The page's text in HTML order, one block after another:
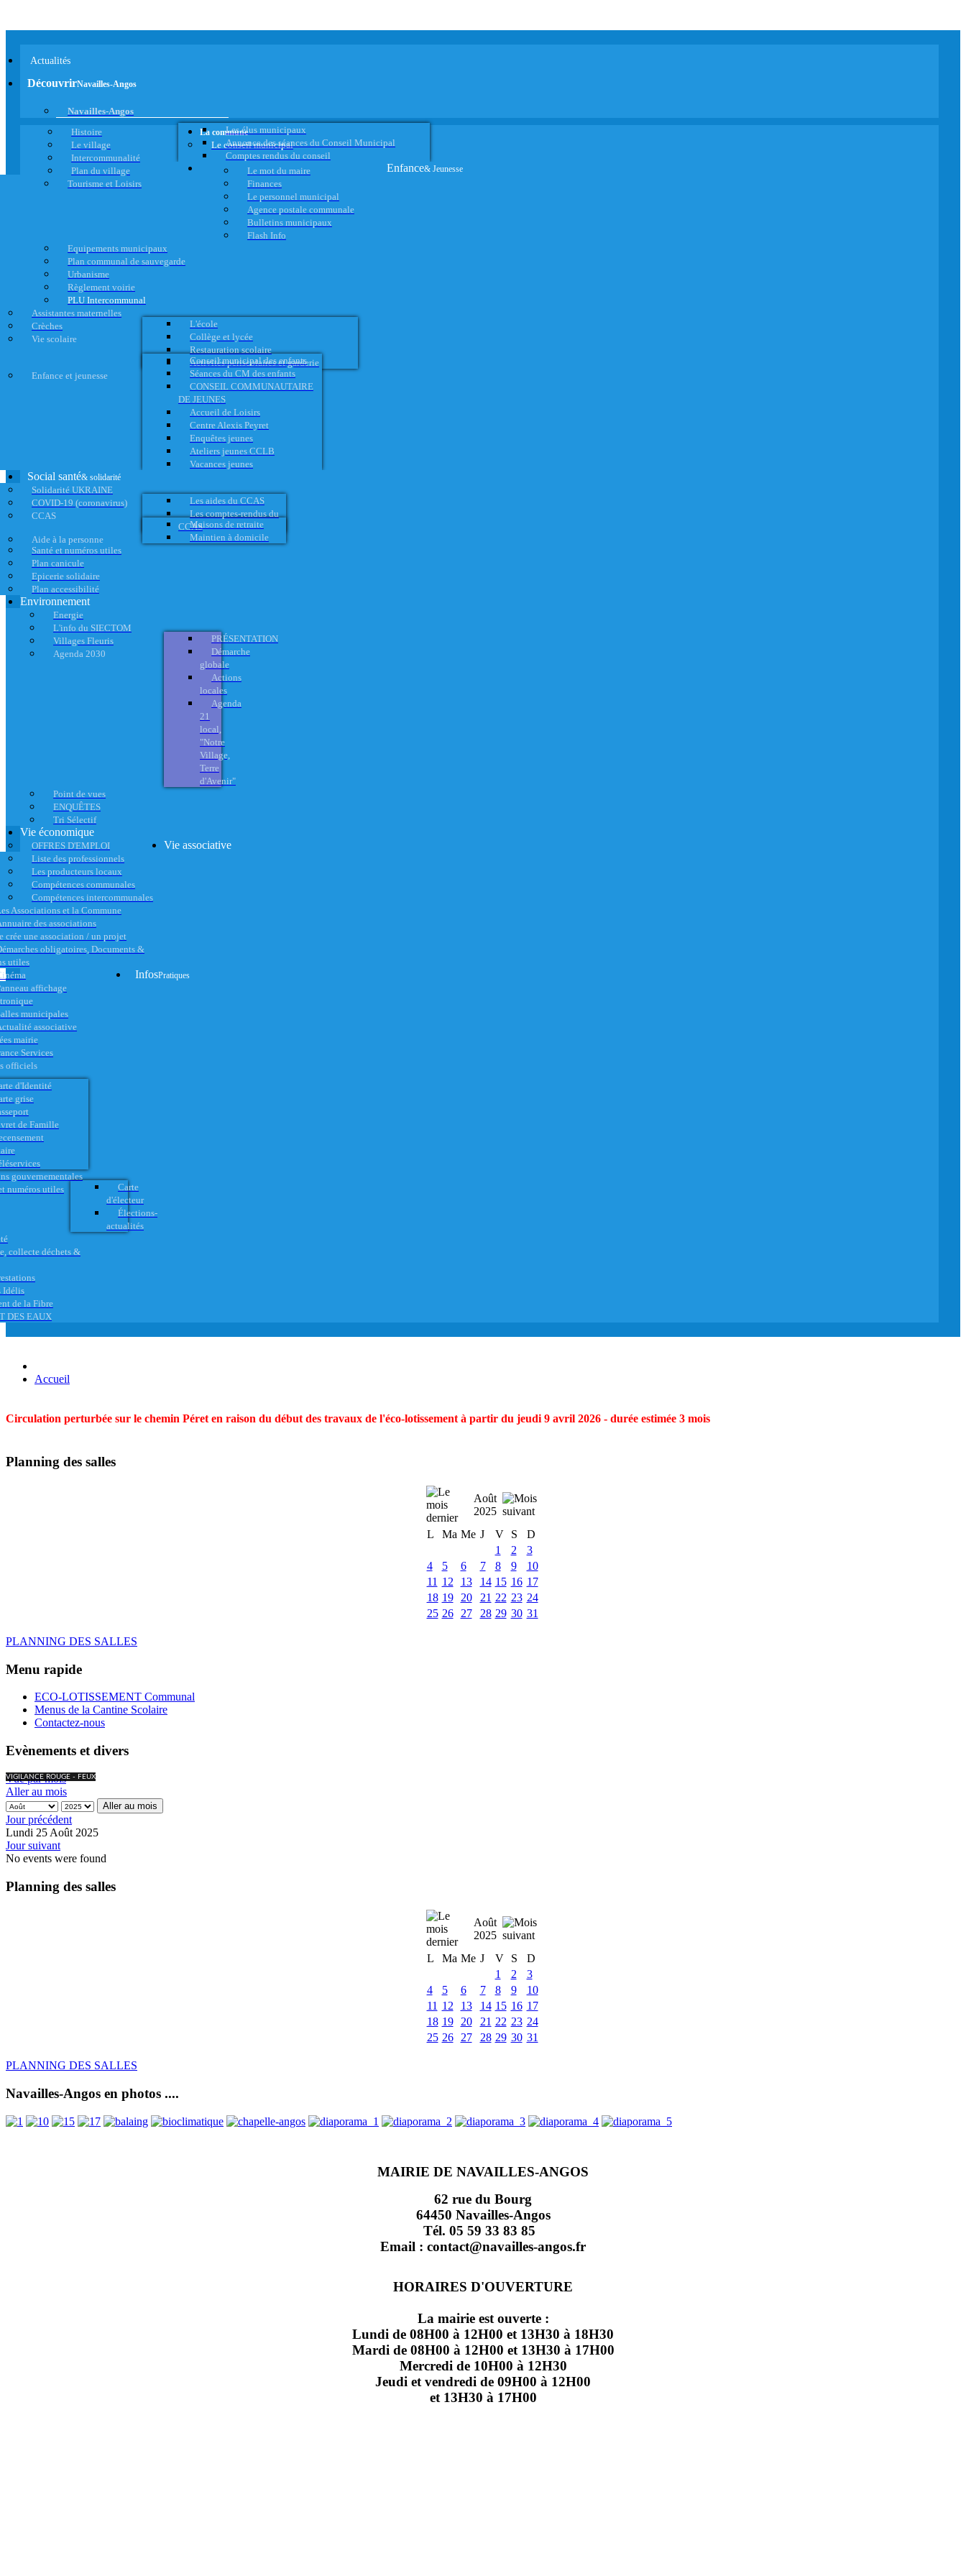
Actualités
DécouvrirNavailles-Angos
Navailles-Angos
Histoire
Le village
Intercommunalité
Plan du village
Tourisme et Loisirs
La commune
Le conseil municipal
Les élus municipaux
Annonce des séances du Conseil Municipal
Comptes rendus du conseil
Le mot du maire
Finances
Le personnel municipal
Agence postale communale
Bulletins municipaux
Flash Info
Equipements municipaux
Plan communal de sauvegarde
Urbanisme
Règlement voirie
PLU Intercommunal
Enfance& Jeunesse
Assistantes maternelles
Crèches
Vie scolaire
L'école
Collège et lycée
Restauration scolaire
Activités périscolaires et garderie
Enfance et jeunesse
Conseil municipal des enfants
Séances du CM des enfants
CONSEIL COMMUNAUTAIRE
DE JEUNES
Accueil de Loisirs
Centre Alexis Peyret
Enquêtes jeunes
Ateliers jeunes CCLB
Vacances jeunes
Social santé& solidarité
Solidarité UKRAINE
COVID-19 (coronavirus)
CCAS
Les aides du CCAS
Les comptes-rendus du
CCAS
Aide à la personne
Maisons de retraite
Maintien à domicile
Santé et numéros utiles
Plan canicule
Epicerie solidaire
Plan accessibilité
Environnement
Energie
L'info du SIECTOM
Villages Fleuris
Agenda 2030
PRÉSENTATION
Démarche
globale
Actions
locales
Agenda
21
local,
"Notre
Village,
Terre
d'Avenir"
Point de vues
ENQUÊTES
Tri Sélectif
Vie économique
OFFRES D'EMPLOI
Liste des professionnels
Les producteurs locaux
Compétences communales
Compétences intercommunales
Vie associative
Associations et la Commune
des associations
crée une association / un projet
obligatoires, Documents &
utiles
affichage
municipales
associative
InfosPratiques
mairie
Services
officiels
d'Identité
grise
de Famille
gouvernementales
numéros utiles
Carte
d'électeur
Élections-
actualités
collecte déchets &
Idélis
de la Fibre
DES EAUX
Accueil
Circulation perturbée sur le chemin Péret en raison du début des travaux de l'éco-lotissement à partir du jeudi 9 avril 2026 - durée estimée 3 mois
Planning des salles
Août
2025
L
Ma Me J V S
D
1
2
3
4
5 6 7 8 9
10
11 12 13 14 15 16 17
18 19 20 21 22 23 24
25 26 27 28 29 30 31
PLANNING DES SALLES
Menu rapide
ECO-LOTISSEMENT Communal
Menus de la Cantine Scolaire
Contactez-nous
Evènements et divers
VIGILANCE ROUGE - FEUX
Vue par mois
Aller au mois
Aller au mois
Jour précédent
Lundi 25 Août 2025
Jour suivant
No events were found
Planning des salles
Août
2025
L
Ma Me J V S
D
1
2
3
4
5 6 7 8 9
10
11 12 13 14 15 16 17
18 19 20 21 22 23 24
25 26 27 28 29 30 31
PLANNING DES SALLES
Navailles-Angos en photos ....
MAIRIE DE NAVAILLES-ANGOS
62 rue du Bourg
64450 Navailles-Angos
Tél. 05 59 33 83 85
Email : contact@navailles-angos.fr
HORAIRES D'OUVERTURE
La mairie est ouverte :
Lundi de 08H00 à 12H00 et 13H30 à 18H30
Mardi de 08H00 à 12H00 et 13H30 à 17H00
Mercredi de 10H00 à 12H30
Jeudi et vendredi de 09H00 à 12H00
et 13H30 à 17H00